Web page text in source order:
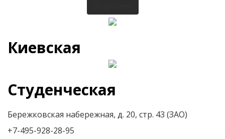
Киевская
Студенческая
Бережковская набережная, д. 20, стр. 43 (ЗАО)
+7-495-928-28-95